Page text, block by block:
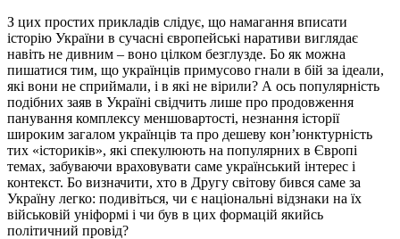
З цих простих прикладів слідує, що намагання вписати
історію України в сучасні європейські наративи виглядає
навіть не дивним – воно цілком безглузде. Бо як можна
пишатися тим, що українців примусово гнали в бій за ідеали,
які вони не сприймали, і в які не вірили? А ось популярність
подібних заяв в Україні свідчить лише про продовження
панування комплексу меншовартості, незнання історії
широким загалом українців та про дешеву кон’юнктурність
тих «істориків», які спекулюють на популярних в Європі
темах, забуваючи враховувати саме український інтерес і
контекст. Бо визначити, хто в Другу світову бився саме за
Україну легко: подивіться, чи є національні відзнаки на їх
військовій уніформі і чи був в цих формацій якийсь
політичний провід?